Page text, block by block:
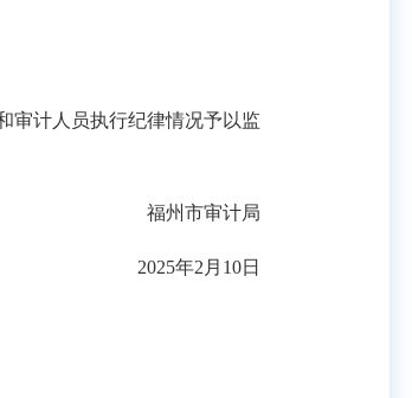
计人员执行纪律情况予以监
福州市审计局
2025年2月10日